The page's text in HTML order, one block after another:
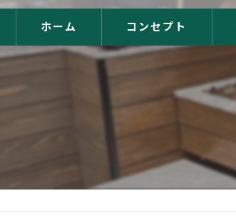
ホーム コンセプト